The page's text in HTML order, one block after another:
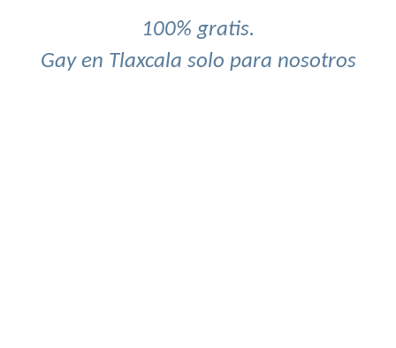
100% gratis.
Gay en Tlaxcala solo para nosotros